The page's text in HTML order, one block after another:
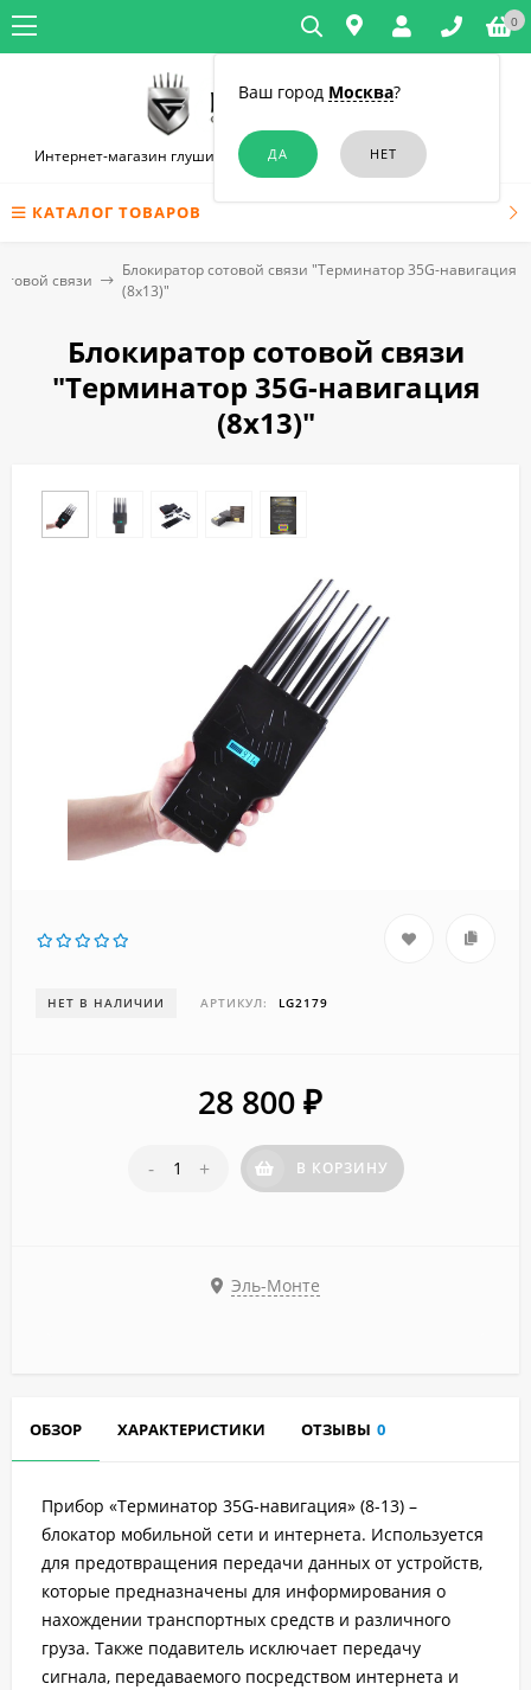
Ваш город Москва?
0
Интернет-магазин глушилок связи и диктофонов в Симферополе
КАТАЛОГ ТОВАРОВ
связи
Блокиратор сотовой связи "Терминатор 35G-навигация
(8х13)"
Блокиратор сотовой связи
"Терминатор 35G-навигация
(8х13)"
НЕТ В НАЛИЧИИ АРТИКУЛ: LG2179
28 800 ₽
- + В КОРЗИНУ
Эль-Монте
ОБЗОР ХАРАКТЕРИСТИКИ ОТЗЫВЫ 0
Прибор «Терминатор 35G-навигация» (8-13) –
блокатор мобильной сети и интернета. Используется
для предотвращения передачи данных от устройств,
которые предназначены для информирования о
нахождении транспортных средств и различного
груза. Также подавитель исключает передачу
сигнала, передаваемого посредством интернета и